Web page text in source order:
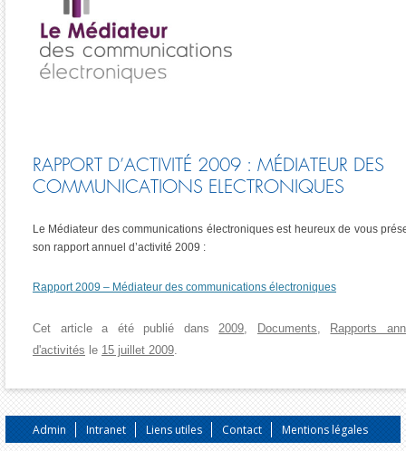
RAPPORT D’ACTIVITÉ 2009 : MÉDIATEUR DES
COMMUNICATIONS ELECTRONIQUES
Le Médiateur des communications électroniques est heureux de vous
son rapport annuel d’activité 2009 :
Rapport 2009 – Médiateur des communications électroniques
Cet article a été publié dans2009, Documents,
Rapports
d'activités le 15 juillet 2009.
Admin Intranet Liens utiles Contact Mentions légales